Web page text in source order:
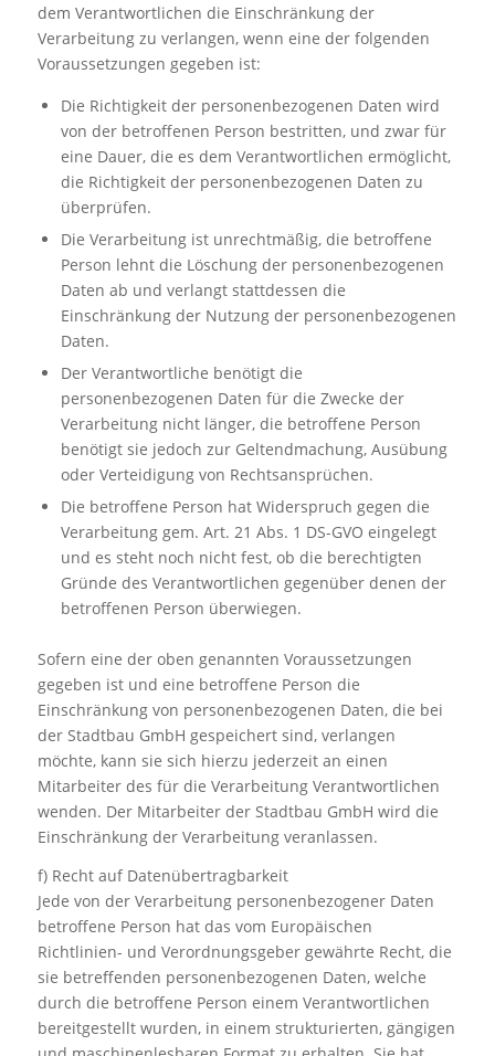
dem Verantwortlichen die Einschränkung der
Verarbeitung zu verlangen, wenn eine der folgenden
Voraussetzungen gegeben ist:
Die Richtigkeit der personenbezogenen Daten wird
von der betroffenen Person bestritten, und zwar für
eine Dauer, die es dem Verantwortlichen ermöglicht,
die Richtigkeit der personenbezogenen Daten zu
überprüfen.
Die Verarbeitung ist unrechtmäßig, die betroffene
Person lehnt die Löschung der personenbezogenen
Daten ab und verlangt stattdessen die
Einschränkung der Nutzung der personenbezogenen
Daten.
Der Verantwortliche benötigt die
personenbezogenen Daten für die Zwecke der
Verarbeitung nicht länger, die betroffene Person
benötigt sie jedoch zur Geltendmachung, Ausübung
oder Verteidigung von Rechtsansprüchen.
Die betroffene Person hat Widerspruch gegen die
Verarbeitung gem. Art. 21 Abs. 1 DS-GVO eingelegt
und es steht noch nicht fest, ob die berechtigten
Gründe des Verantwortlichen gegenüber denen der
betroffenen Person überwiegen.
Sofern eine der oben genannten Voraussetzungen
gegeben ist und eine betroffene Person die
Einschränkung von personenbezogenen Daten, die bei
der Stadtbau GmbH gespeichert sind, verlangen
möchte, kann sie sich hierzu jederzeit an einen
Mitarbeiter des für die Verarbeitung Verantwortlichen
wenden. Der Mitarbeiter der Stadtbau GmbH wird die
Einschränkung der Verarbeitung veranlassen.
f) Recht auf Datenübertragbarkeit
Jede von der Verarbeitung personenbezogener Daten
betroffene Person hat das vom Europäischen
Richtlinien- und Verordnungsgeber gewährte Recht, die
sie betreffenden personenbezogenen Daten, welche
durch die betroffene Person einem Verantwortlichen
bereitgestellt wurden, in einem strukturierten, gängigen